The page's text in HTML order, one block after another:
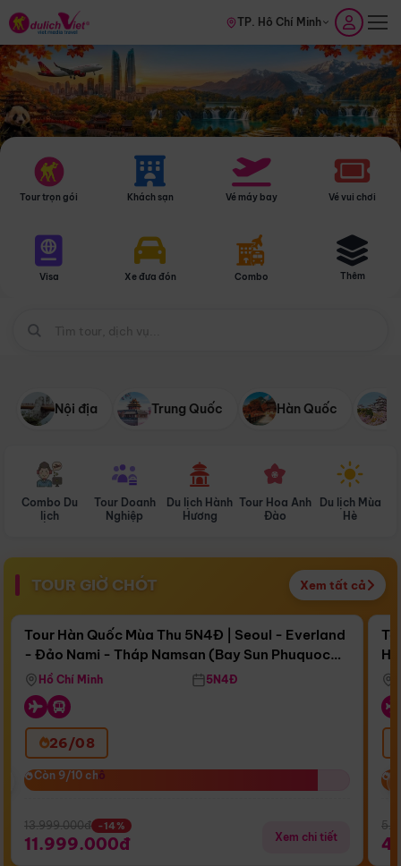
TP. Hồ Chí Minh
Tour trọn gói Khách sạn Vé máy bay Vé vui chơi
Visa Xe đưa đón Combo Thêm
Nội địa Trung Quốc Hàn Quốc
Combo Du
lịch
Tour Doanh
Nghiệp
Du lịch Hành
Hương
Tour Hoa Anh
Đào
Du lịch Mùa
Hè
TOUR GIỜ CHÓT Xem tất cả
Còn16 ngày 16:05:27
Bay Sun Phuquoc Airways
Điểm nổi bật
Tour Hàn Quốc Mùa Thu 5N4Đ | Seoul - Everland
- Đảo Nami - Tháp Namsan (Bay Sun Phuquoc
Airways)
Hồ Chí Minh 5N4Đ
26/08
Còn 9/10 chỗ
Còn 9/10 chỗ
13.999.000đ -14%
11.999.000đ Xem chi tiết